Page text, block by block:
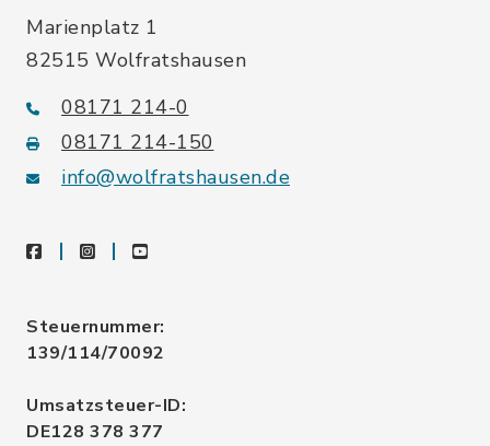
Marienplatz 1
82515 Wolfratshausen
08171 214-0
08171 214-150
info@wolfratshausen.de
facebookinstagramyoutube
Steuernummer:
139/114/70092
Umsatzsteuer-ID:
DE128 378 377